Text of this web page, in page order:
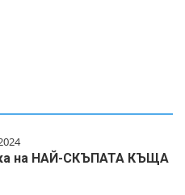
на НАЙ-СКЪПАТА КЪЩА